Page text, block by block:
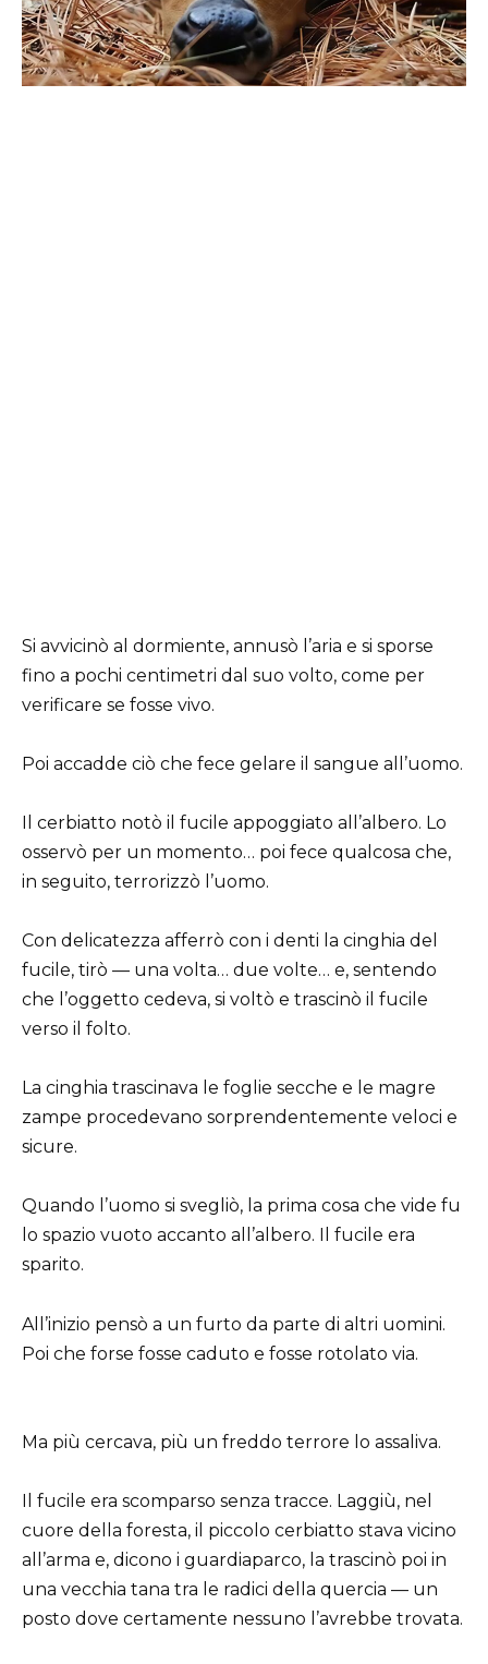
Si avvicinò al dormiente, annusò l’aria e si sporse
fino a pochi centimetri dal suo volto, come per
verificare se fosse vivo.
Poi accadde ciò che fece gelare il sangue all’uomo.
Il cerbiatto notò il fucile appoggiato all’albero. Lo
osservò per un momento… poi fece qualcosa che,
in seguito, terrorizzò l’uomo.
Con delicatezza afferrò con i denti la cinghia del
fucile, tirò — una volta… due volte… e, sentendo
che l’oggetto cedeva, si voltò e trascinò il fucile
verso il folto.
La cinghia trascinava le foglie secche e le magre
zampe procedevano sorprendentemente veloci e
sicure.
Quando l’uomo si svegliò, la prima cosa che vide fu
lo spazio vuoto accanto all’albero. Il fucile era
sparito.
All’inizio pensò a un furto da parte di altri uomini.
Poi che forse fosse caduto e fosse rotolato via.
Ma più cercava, più un freddo terrore lo assaliva.
Il fucile era scomparso senza tracce. Laggiù, nel
cuore della foresta, il piccolo cerbiatto stava vicino
all’arma e, dicono i guardiaparco, la trascinò poi in
una vecchia tana tra le radici della quercia — un
posto dove certamente nessuno l’avrebbe trovata.